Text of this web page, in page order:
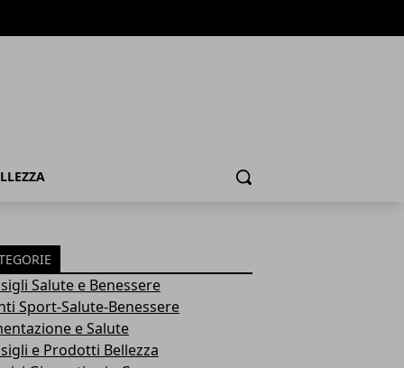
Cerca
Salute e Benessere
Sport-Salute-Benessere
e Salute
e Prodotti Bellezza